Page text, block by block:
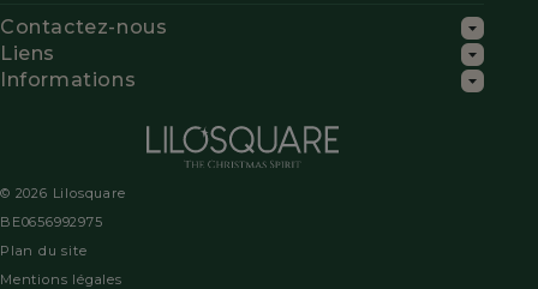
la
politique
Contactez-nous
Liens
Informations
© 2026 Lilosquare
BE0656992975
Plan du site
Mentions légales